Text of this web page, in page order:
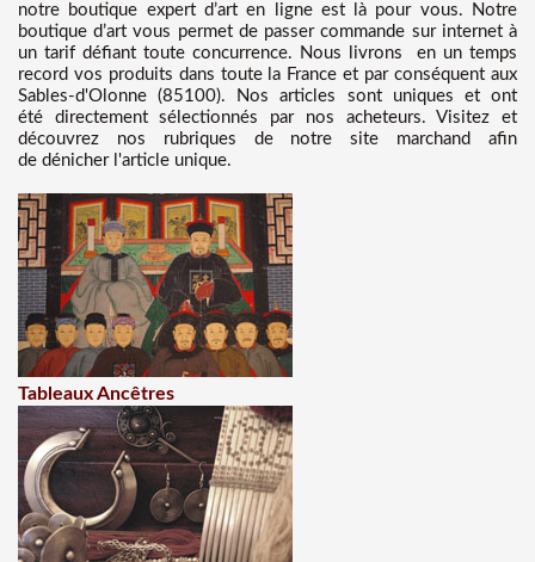
notre boutique expert d’art en ligne est là pour vous. Notre
boutique d’art vous permet de passer commande sur internet à
un tarif défiant toute concurrence. Nous
livrons en un temps
record vos produits dans toute la France et par conséquent aux
Sables-d'Olonne (85100). Nos articles sont uniques et ont
été directement sélectionnés par nos acheteurs. Visitez et
découvrez nos rubriques de notre site marchand afin
de dénicher l'article unique.
Tableaux Ancêtres